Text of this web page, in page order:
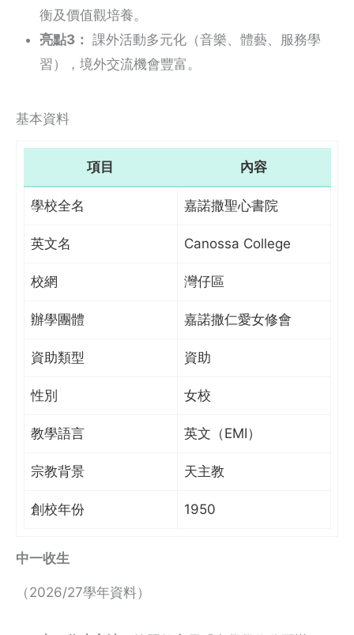
衡及價值觀培養。
亮點3： 課外活動多元化（音樂、體藝、服務學
習），境外交流機會豐富。
基本資料
項目 內容
學校全名 嘉諾撒聖心書院
英文名 Canossa College
校網 灣仔區
辦學團體 嘉諾撒仁愛女修會
資助類型 資助
性別 女校
教學語言 英文（EMI）
宗教背景 天主教
創校年份 1950
中一收生
（2026/27學年資料）